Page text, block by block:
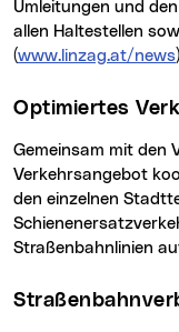
Umleitungen und
allen Haltestellen
(www.linzag.at/news
Optimiertes
Gemeinsam mit den Veranstaltern wird das
Verkehrsangebot
den einzelnen
Straßenbahnlinien